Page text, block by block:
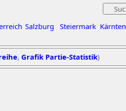
Salzburg Steiermark Kärnten
, Grafik Partie-Statistik)